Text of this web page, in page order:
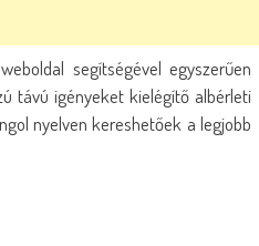
segítségével egyszerűen
távú igényeket kielégítő albérleti
nyelven kereshetőek a legjobb